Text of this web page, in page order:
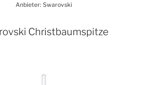
Anbieter: Swarovski
Christbaumspitze